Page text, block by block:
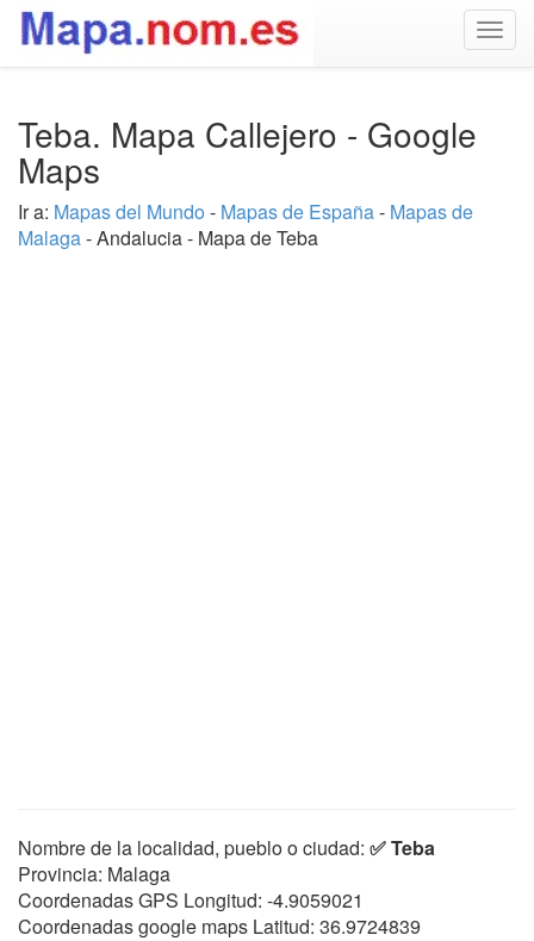
Teba. Mapa Callejero - Google
Maps
Ir a: Mapas del Mundo - Mapas de España- Mapas de
Malaga- Andalucia - Mapa de Teba
Nombre de la localidad, pueblo o ciudad: ✅ Teba
Provincia: Malaga
Coordenadas GPS Longitud: -4.9059021
Coordenadas google maps Latitud: 36.9724839